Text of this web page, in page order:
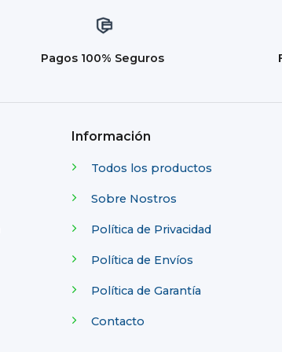
Pagos 100% Seguros
Información
Todos los productos
Sobre Nostros
Política de Privacidad
Política de Envíos
Política de Garantía
Contacto